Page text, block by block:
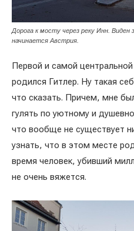
Дорога к мосту через реку Инн. Виден
начинается Австрия.
Первой и самой
родился Гитлер. Ну такая
что сказать. Причем, мне
гулять по уютному и
что вообще не существует
узнать, что в этом месте
время человек, убивший
не очень вяжется.